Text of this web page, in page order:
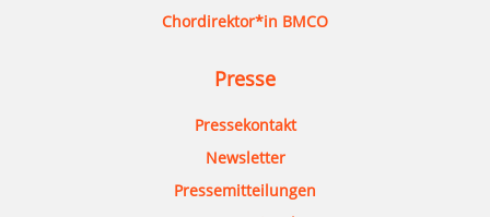
Chordirektor*in BMCO
Presse
Pressekontakt
Newsletter
Pressemitteilungen